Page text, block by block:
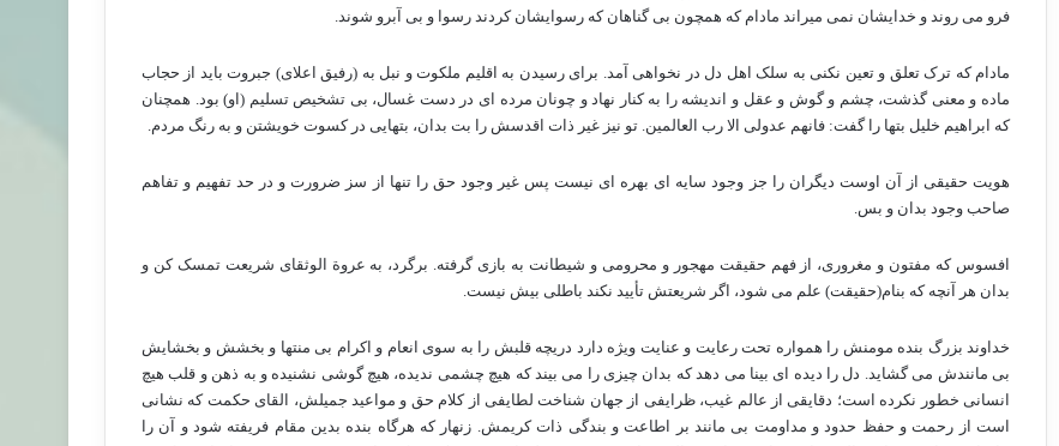
فرو می روند و خدایشان نمی میراند مادام که همچون بی گناهان که رسوایشان کردند رسوا و بی آبرو شوند.
مادام که ترک تعلق و تعین نکنی به سلک اهل دل در نخواهی آمد. برای رسیدن به اقلیم ملکوت و نبل به (رفیق اعلای) جبروت باید از حجاب
ماده و معنی گذشت، چشم و گوش و عقل و اندیشه را به کنار نهاد و چونان مرده ای در دست غسال، بی تشخیص تسلیم (او) بود. همچنان
که ابراهیم خلیل بتها را گفت: فانهم عدولی الا رب العالمین. تو نیز غیر ذات اقدسش را بت بدان، بتهایی در کسوت خویشتن و به رنگ مردم.
هویت حقیقی از آن اوست دیگران را جز وجود سایه ای بهره ای نیست پس غیر وجود حق را تنها از سز ضرورت و در حد تفهیم و تفاهم
صاحب وجود بدان و بس.
افسوس که مفتون و مغروری، از فهم حقیقت مهجور و محرومی و شیطانت به بازی گرفته. برگرد، به عروة الوثقای شریعت تمسک کن و
بدان هر آنچه که بنام(حقیقت) علم می شود، اگر شریعتش تأیید نکند باطلی بیش نیست.
خداوند بزرگ بنده مومنش را همواره تحت رعایت و عنایت ویژه دارد دریچه قلبش را به سوی انعام و اکرام بی منتها و بخشش و بخشایش
بی مانندش می گشاید. دل را دیده ای بینا می دهد که بدان چیزی را می بیند که هیچ چشمی ندیده، هیچ گوشی نشنیده و به ذهن و قلب هیچ
انسانی خطور نکرده است؛ دقایقی از عالم غیب، ظرایفی از جهان شناخت لطایفی از کلام حق و مواعید جمیلش، القای حکمت که نشانی
است از رحمت و حفظ حدود و مداومت بی مانند بر اطاعت و بندگی ذات کریمش. زنهار که هرگاه بنده بدین مقام فریفته شود و آن را